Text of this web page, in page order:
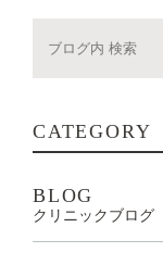
CATEGORY
BLOG
クリニックブログ